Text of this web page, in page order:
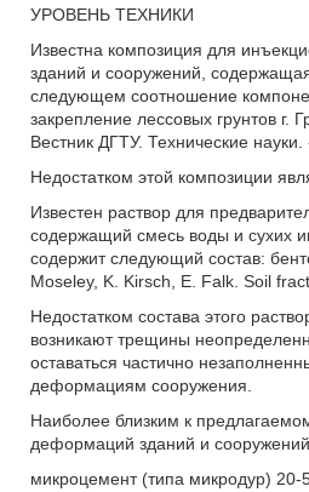
УРОВЕНЬ ТЕХНИКИ
Известна композиция для
зданий и сооружений,
следующем соотношение
закрепление лессовых грунтов
Вестник ДГТУ. Технические
Недостатком этой композиции
Известен раствор для
содержащий смесь воды и сухих
содержит следующий состав:
Moseley, K. Kirsch, E. Falk. Soil
Недостатком состава этого
возникают трещины
оставаться частично
деформациям сооружения.
Наиболее близким к
деформаций зданий и
микроцемент (типа микродур) 20-